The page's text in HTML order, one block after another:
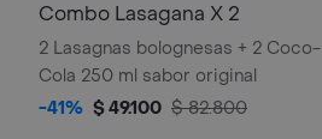
Combo Lasagana X 2
2 Lasagnas bolognesas + 2 Coco-
Cola 250 ml sabor original
-41% $ 49.100 $ 82.800